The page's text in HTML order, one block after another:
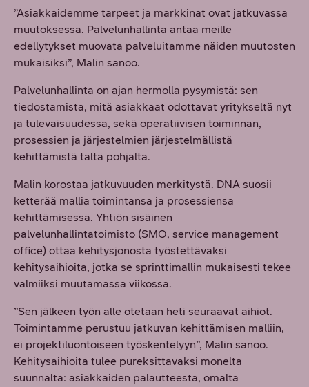
”Asiakkaidemme tarpeet ja markkinat ovat jatkuvassa
muutoksessa. Palvelunhallinta antaa meille
edellytykset muovata palveluitamme näiden muutosten
mukaisiksi”, Malin sanoo.
Palvelunhallinta on ajan hermolla pysymistä: sen
tiedostamista, mitä asiakkaat odottavat yritykseltä nyt
ja tulevaisuudessa, sekä operatiivisen toiminnan,
prosessien ja järjestelmien järjestelmällistä
kehittämistä tältä pohjalta.
Malin korostaa jatkuvuuden merkitystä. DNA suosii
ketterää mallia toimintansa ja prosessiensa
kehittämisessä. Yhtiön sisäinen
palvelunhallintatoimisto (SMO, service management
office) ottaa kehitysjonosta työstettäväksi
kehitysaihioita, jotka se sprinttimallin mukaisesti tekee
valmiiksi muutamassa viikossa.
”Sen jälkeen työn alle otetaan heti seuraavat aihiot.
Toimintamme perustuu jatkuvan kehittämisen malliin,
ei projektiluontoiseen työskentelyyn”, Malin sanoo.
Kehitysaihioita tulee pureksittavaksi monelta
suunnalta: asiakkaiden palautteesta, omalta